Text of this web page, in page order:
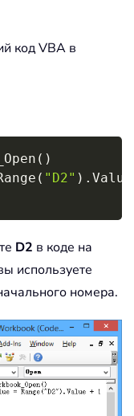
код VBA в
( )
( "D2" ) .
D2 в коде на
используете
номера.